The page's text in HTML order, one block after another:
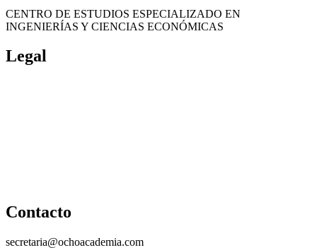
CENTRO DE ESTUDIOS ESPECIALIZADO EN
INGENIERÍAS Y CIENCIAS ECONÓMICAS
Legal
Contacto
secretaria@ochoacademia.com